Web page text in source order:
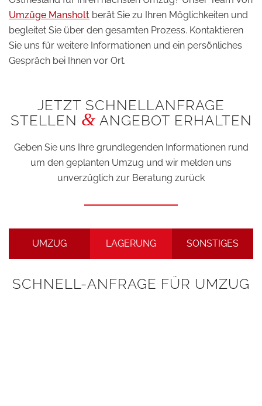
Umzüge Mansholt berät Sie zu Ihren Möglichkeiten und
begleitet Sie über den gesamten Prozess. Kontaktieren
Sie uns für weitere Informationen und ein persönliches
Gespräch bei Ihnen vor Ort.
JETZT SCHNELLANFRAGE
STELLEN & ANGEBOT ERHALTEN
Geben Sie uns Ihre grundlegenden Informationen rund
um den geplanten Umzug und wir melden uns
unverzüglich zur Beratung zurück
UMZUG LAGERUNG SONSTIGES
SCHNELL-ANFRAGE FÜR UMZUG